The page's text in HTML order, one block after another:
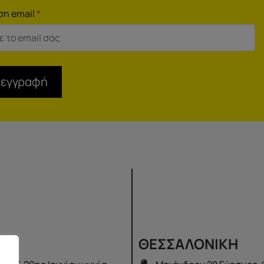
email*
ΘΕΣΣΑΛΟΝΙΚΗ